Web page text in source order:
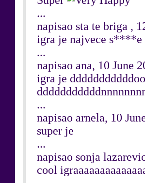
...
napisao sta te briga ,
igra je najvece
...
napisao ana, 10 June
igra je
...
napisao arnela, 10
super je
...
napisao sonja
cool